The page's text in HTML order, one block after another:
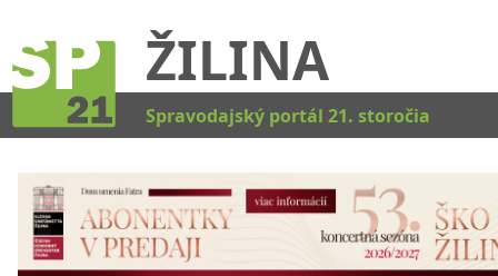
ŽILINA
Spravodajský portál 21. storočia